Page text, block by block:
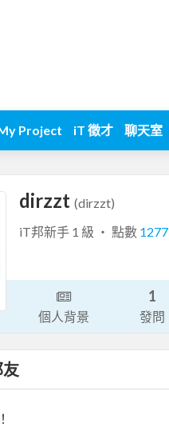
Project iT 徵才 聊天室
dirzzt (dirzzt)
iT邦新手 1 級 ‧ 點數 1277
個人背景
1
發問